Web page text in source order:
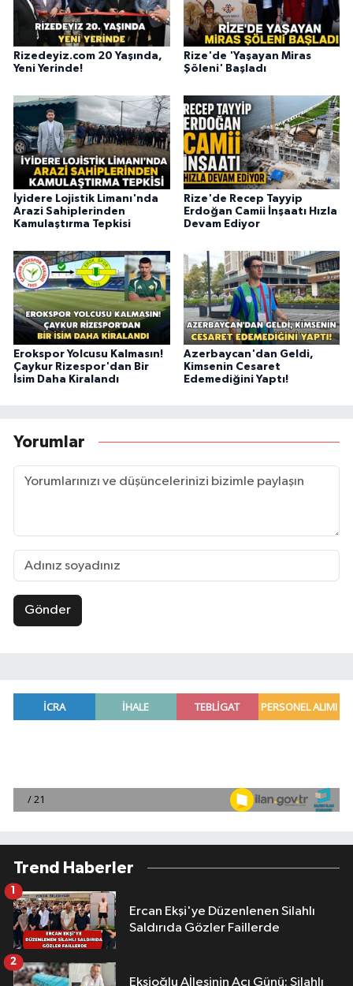
Rizedeyiz.com 20 Yaşında,
Yeni Yerinde!
Rize'de 'Yaşayan Miras
Şöleni' Başladı
İyidere Lojistik Limanı'nda
Arazi Sahiplerinden
Kamulaştırma Tepkisi
Rize'de Recep Tayyip
Erdoğan Camii İnşaatı Hızla
Devam Ediyor
Erokspor Yolcusu Kalmasın!
Çaykur Rizespor'dan Bir
İsim Daha Kiralandı
Azerbaycan'dan Geldi,
Kimsenin Cesaret
Edemediğini Yaptı!
Yorumlar
Gönder
Trend Haberler
Ercan Ekşi'ye Düzenlenen Silahlı
Saldırıda Gözler Faillerde
1
Ekşioğlu Aİlesinin Acı Günü: Silahlı
2